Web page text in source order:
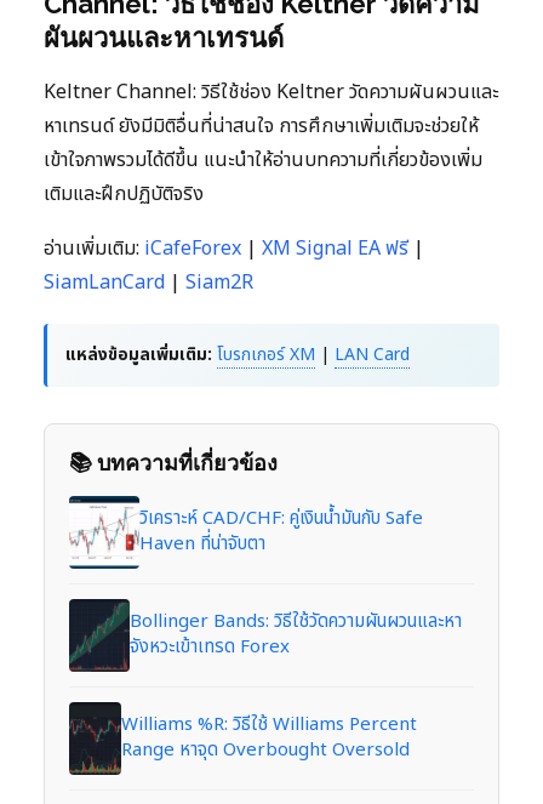
ผันผวนและหาเทรนด์
Keltner Channel: วิธีใช้ช่อง Keltner วัดความผันผวนและ
หาเทรนด์ ยังมีมิติอื่นที่น่าสนใจ การศึกษาเพิ่มเติมจะช่วยให้
เข้าใจภาพรวมได้ดีขึ้น แนะนำให้อ่านบทความที่เกี่ยวข้องเพิ่ม
เติมและฝึกปฏิบัติจริง
อ่านเพิ่มเติม: iCafeForex | XM Signal EA ฟรี|
SiamLanCard | Siam2R
แหล่งข้อมูลเพิ่มเติม: โบรกเกอร์ XM | LAN Card
📚 บทความที่เกี่ยวข้อง
วิเคราะห์ CAD/CHF: คู่เงินน้ำมันกับ Safe
Haven ที่น่าจับตา
Bollinger Bands: วิธีใช้วัดความผันผวนและหา
จังหวะเข้าเทรด Forex
Williams %R: วิธีใช้ Williams Percent
Range หาจุด Overbought Oversold